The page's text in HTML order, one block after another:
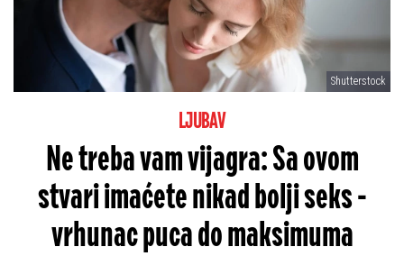
Shutterstock
LJUBAV
Ne treba vam vijagra: Sa ovom
stvari imaćete nikad bolji seks -
vrhunac puca do maksimuma